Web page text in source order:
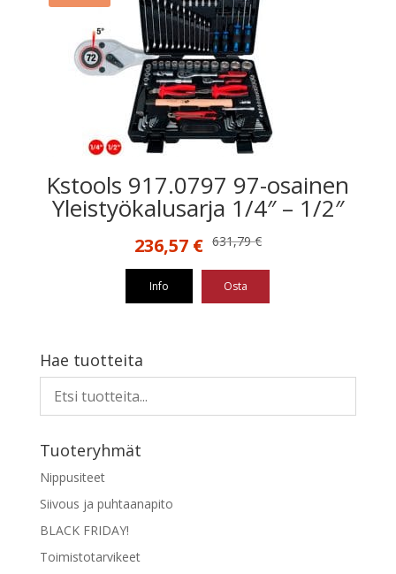
Kstools 917.0797 97-osainen
Yleistyökalusarja 1/4″ – 1/2″
631,79€
Alkuperäinen
631,79 €.
236,57 €Nykyinen
236,57 €.
Info Osta
Hae tuotteita
Tuoteryhmät
Nippusiteet
Siivous ja puhtaanapito
BLACK FRIDAY!
Toimistotarvikeet